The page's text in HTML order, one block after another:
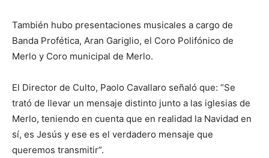
También hubo presentaciones musicales a cargo de
Banda Profética, Aran Gariglio, el Coro Polifónico de
Merlo y Coro municipal de Merlo.
El Director de Culto, Paolo Cavallaro señaló que: “Se
trató de llevar un mensaje distinto junto a las iglesias de
Merlo, teniendo en cuenta que en realidad la Navidad en
sí, es Jesús y ese es el verdadero mensaje que
queremos transmitir”.